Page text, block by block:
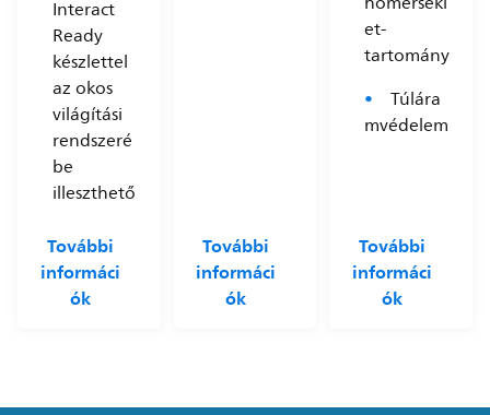
Interact
Ready
készlettel
az okos
világítási
rendszeré
be
illeszthető
További
informáci
ók
További
informáci
ók
et-
tartomány
Túlára
mvédelem
További
informáci
ók